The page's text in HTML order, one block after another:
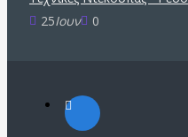
25Ιουν 0